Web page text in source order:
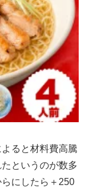
ると材料費高騰
というのが数多
にしたら＋250